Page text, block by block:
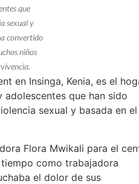
que
sexual y
convertido
niños
en Insinga, Kenia, es el
adolescentes que han sido
sexual y basada en el
Flora Mwikali para el
como trabajadora
el dolor de sus